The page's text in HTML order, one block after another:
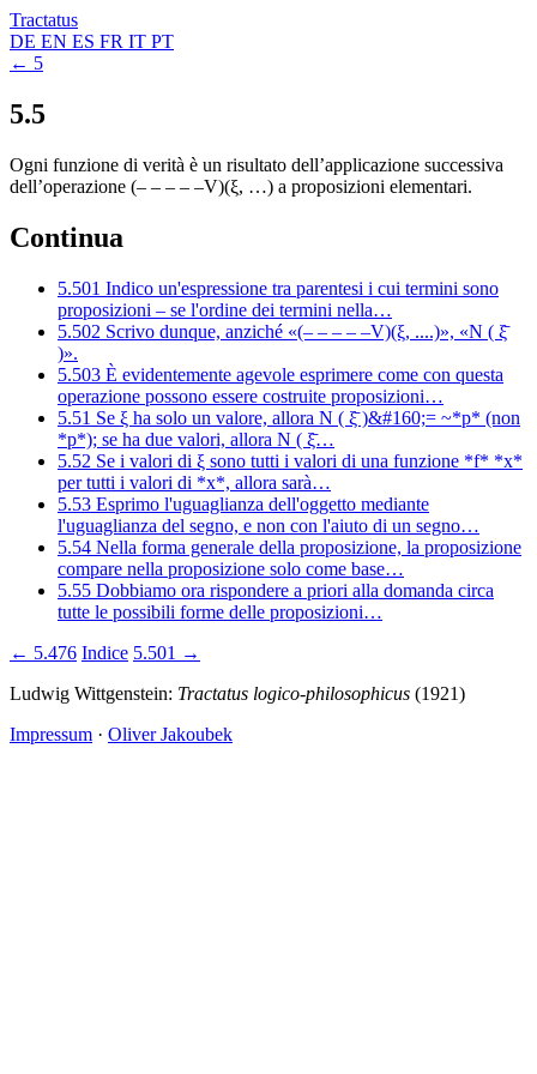
Tractatus
DE EN ES FR IT PT
← 5
5.5
Ogni funzione di verità è un risultato dell’applicazione successiva
dell’operazione (– – – – –V)(ξ, …) a proposizioni elementari.
Continua
5.501 Indico un'espressione tra parentesi i cui termini sono
proposizioni – se l'ordine dei termini nella…
5.502 Scrivo dunque, anziché «(– – – – –V)(ξ, ....)», «N ( ξ̄
)».
5.503 È evidentemente agevole esprimere come con questa
operazione possono essere costruite proposizioni…
5.51 Se ξ ha solo un valore, allora N ( ξ̄ )&#160;= ~*p* (non
*p*); se ha due valori, allora N ( ξ̄…
5.52 Se i valori di ξ sono tutti i valori di una funzione *f* *x*
per tutti i valori di *x*, allora sarà…
5.53 Esprimo l'uguaglianza dell'oggetto mediante
l'uguaglianza del segno, e non con l'aiuto di un segno…
5.54 Nella forma generale della proposizione, la proposizione
compare nella proposizione solo come base…
5.55 Dobbiamo ora rispondere a priori alla domanda circa
tutte le possibili forme delle proposizioni…
← 5.476 Indice 5.501 →
Ludwig Wittgenstein: Tractatus logico-philosophicus (1921)
Impressum · Oliver Jakoubek